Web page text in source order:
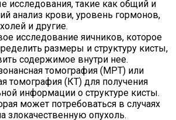
исследования, такие как общий и
анализ крови, уровень гормонов,
и другие.
исследование яичников, которое
размеры и структуру кисты,
содержимое внутри нее.
томография (МРТ) или
томография (КТ) для получения
информации о структуре кисты.
может потребоваться в случаях
злокачественную опухоль.